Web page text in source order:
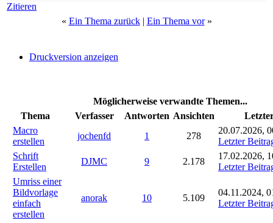
Zitieren
« Ein Thema zurück| Ein Thema vor»
Druckversion anzeigen
Möglicherweise verwandte Themen...
Thema
Verfasser Antworten Ansichten
Macro
erstellen
jochenfd 1 278
20.07.2026,
Letzter
Schrift
Erstellen
DJMC 9 2.178
17.02.2026,
Letzter
Umriss einer
Bildvorlage
einfach
erstellen
anorak 10 5.109
04.11.2024,
Letzter